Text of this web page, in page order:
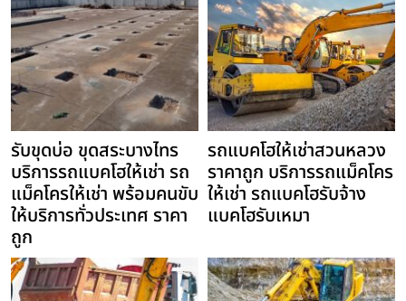
รับขุดบ่อ ขุดสระบางไทร
บริการรถแบคโฮให้เช่า รถ
แม็คโครให้เช่า พร้อมคนขับ
ให้บริการทั่วประเทศ ราคา
ถูก
รถแบคโฮให้เช่าสวนหลวง
ราคาถูก บริการรถแม็คโคร
ให้เช่า รถแบคโฮรับจ้าง
แบคโฮรับเหมา